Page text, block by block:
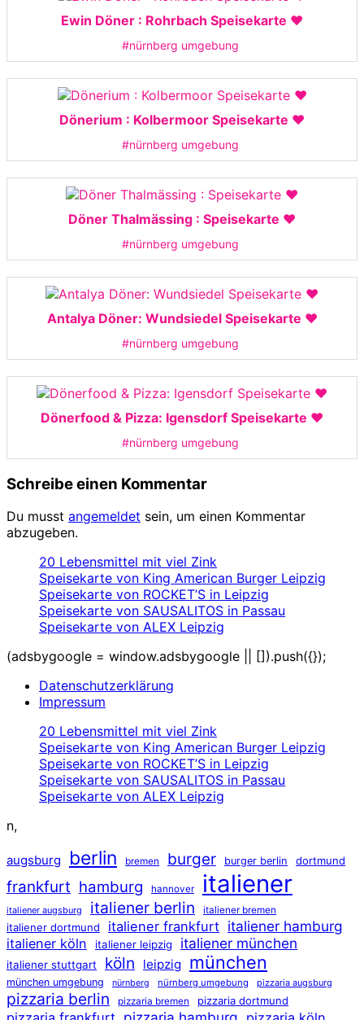
Ewin Döner : Rohrbach Speisekarte ❤️
#nürnberg umgebung
Dönerium : Kolbermoor Speisekarte ❤️
#nürnberg umgebung
Döner Thalmässing : Speisekarte ❤️
#nürnberg umgebung
Antalya Döner: Wundsiedel Speisekarte ❤️
#nürnberg umgebung
Dönerfood & Pizza: Igensdorf Speisekarte ❤️
#nürnberg umgebung
Schreibe einen Kommentar
Du musst angemeldet sein, um einen Kommentar
abzugeben.
20 Lebensmittel mit viel Zink
Speisekarte von King American Burger Leipzig
Speisekarte von ROCKET’S in Leipzig
Speisekarte von SAUSALITOS in Passau
Speisekarte von ALEX Leipzig
(adsbygoogle = window.adsbygoogle || []).push({});
Datenschutzerklärung
Impressum
20 Lebensmittel mit viel Zink
Speisekarte von King American Burger Leipzig
Speisekarte von ROCKET’S in Leipzig
Speisekarte von SAUSALITOS in Passau
Speisekarte von ALEX Leipzig
n,
augsburg berlin bremen burger burger berlin dortmund
frankfurt hamburg hannover italiener
italiener augsburg italiener berlin italiener bremen
italiener dortmund italiener frankfurt italiener hamburg
italiener köln italiener leipzig italiener münchen
italiener stuttgart köln leipzig münchen
münchen umgebung nürnberg nürnberg umgebung pizzaria augsburg
pizzaria berlin pizzaria bremen pizzaria dortmund